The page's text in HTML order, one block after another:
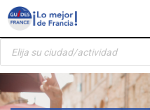
Panel de gestión de cookies
Skip
content
Búsqueda
productos